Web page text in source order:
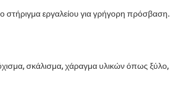
στήριγμα εργαλείου για γρήγορη πρόσβαση.
σκάλισμα, χάραγμα υλικών όπως ξύλο,